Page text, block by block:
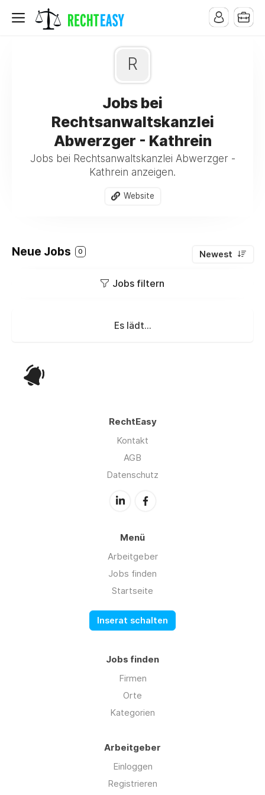
R
Jobs bei
Rechtsanwaltskanzlei
Abwerzger - Kathrein
Jobs bei Rechtsanwaltskanzlei Abwerzger -
Kathrein anzeigen.
Website
Neue Jobs 0 Newest
Jobs filtern
Es lädt...
RechtEasy
Kontakt
AGB
Datenschutz
Menü
Arbeitgeber
Jobs finden
Startseite
Inserat schalten
Jobs finden
Firmen
Orte
Kategorien
Arbeitgeber
Einloggen
Registrieren